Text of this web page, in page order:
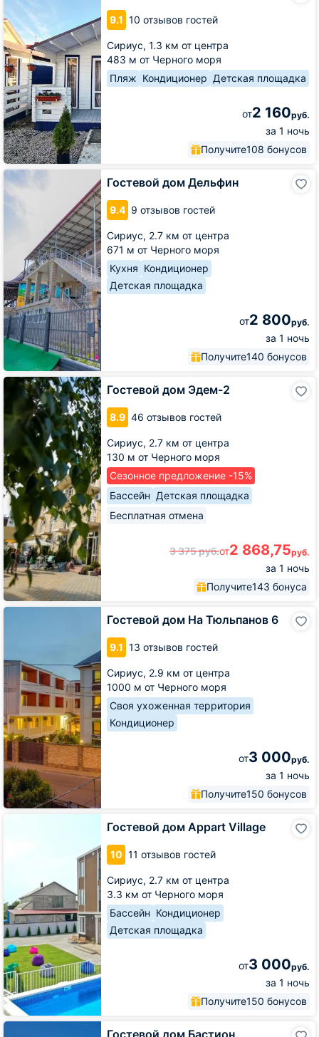
9.1 10 отзывов гостей
Сириус, 1.3 км от центра
483 м от Черного моря
Пляж Кондиционер Детская площадка
от2 160руб.
за 1 ночь
Получите108 бонусов
HOUSE
Гостевой дом Дельфин
9.4 9 отзывов гостей
Сириус, 2.7 км от центра
671 м от Черного моря
Кухня Кондиционер
Детская площадка
от2 800руб.
за 1 ночь
Получите140 бонусов
Гостевой
дом
Гостевой дом Эдем-2
8.9 46 отзывов гостей
Сириус, 2.7 км от центра
130 м от Черного моря
Сезонное предложение -15%
Бассейн Детская площадка
Бесплатная отмена
3 375руб.от2 868,75руб.
за 1 ночь
Получите143 бонуса
Гостевой
Эдем-2
Гостевой дом На Тюльпанов 6
9.1 13 отзывов гостей
Сириус, 2.9 км от центра
1000 м от Черного моря
Своя ухоженная территория
Кондиционер
от3 000руб.
за 1 ночь
Получите150 бонусов
Гостевой
6
Гостевой дом Appart Village
10 11 отзывов гостей
Сириус, 2.7 км от центра
3.3 км от Черного моря
Бассейн Кондиционер
Детская площадка
от3 000руб.
за 1 ночь
Получите150 бонусов
Гостевой дом Бастион
Гостевой